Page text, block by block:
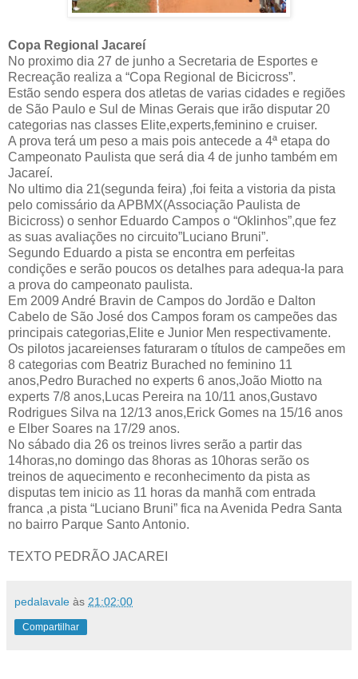
Copa Regional Jacareí
No proximo dia 27 de junho a Secretaria de Esportes e
Recreação realiza a “Copa Regional de Bicicross”.
Estão sendo espera dos atletas de varias cidades e regiões
de São Paulo e Sul de Minas Gerais que irão disputar 20
categorias nas classes Elite,experts,feminino e cruiser.
A prova terá um peso a mais pois antecede a 4ª etapa do
Campeonato Paulista que será dia 4 de junho também em
Jacareí.
No ultimo dia 21(segunda feira) ,foi feita a vistoria da pista
pelo comissário da APBMX(Associação Paulista de
Bicicross) o senhor Eduardo Campos o “Oklinhos”,que fez
as suas avaliações no circuito”Luciano Bruni”.
Segundo Eduardo a pista se encontra em perfeitas
condições e serão poucos os detalhes para adequa-la para
a prova do campeonato paulista.
Em 2009 André Bravin de Campos do Jordão e Dalton
Cabelo de São José dos Campos foram os campeões das
principais categorias,Elite e Junior Men respectivamente.
Os pilotos jacareienses faturaram o títulos de campeões em
8 categorias com Beatriz Burached no feminino 11
anos,Pedro Burached no experts 6 anos,João Miotto na
experts 7/8 anos,Lucas Pereira na 10/11 anos,Gustavo
Rodrigues Silva na 12/13 anos,Erick Gomes na 15/16 anos
e Elber Soares na 17/29 anos.
No sábado dia 26 os treinos livres serão a partir das
14horas,no domingo das 8horas as 10horas serão os
treinos de aquecimento e reconhecimento da pista as
disputas tem inicio as 11 horas da manhã com entrada
franca ,a pista “Luciano Bruni” fica na Avenida Pedra Santa
no bairro Parque Santo Antonio.
TEXTO PEDRÃO JACAREI
pedalavale às 21:02:00
Compartilhar